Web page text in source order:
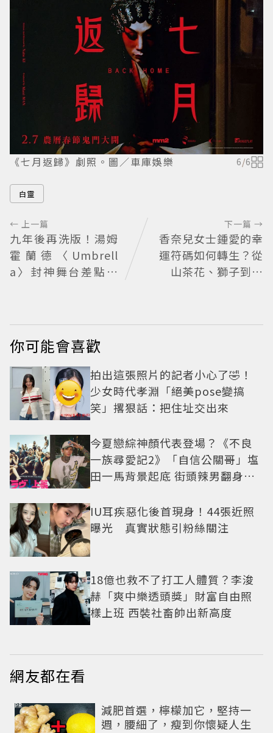
《七月返歸》劇照。圖／車庫娛樂 6/6
白靈
← 上一篇
九年後再洗版！湯姆
霍蘭德〈Umbrell
a〉封神舞台差點變
開
下一篇 →
香奈兒女士鍾愛的幸
運符碼如何轉生？從
山茶花、獅子到星
mboles》的信仰美
你可能會喜歡
拍出這張照片的記者小心了🤣！
少女時代孝淵「絕美pose變搞
笑」撂狠話：把住址交出來
今夏戀綜神顏代表登場？《不良
一族尋愛記2》「自信公關哥」塩
田一馬背景起底 街頭辣男翻身當
IU耳疾惡化後首現身！44張近照
曝光 真實狀態引粉絲關注
18億也救不了打工人體質？李浚
赫「爽中樂透頭獎」財富自由照
樣上班 西裝社畜帥出新高度
網友都在看
減肥首選，檸檬加它，堅持一
週，腰細了，瘦到你懷疑人生
PR